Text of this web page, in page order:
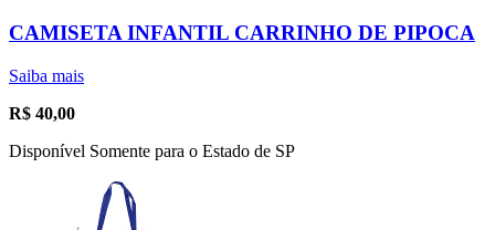
CAMISETA INFANTIL CARRINHO DE PIPOCA
Saiba mais
R$ 40,00
Disponível Somente para o Estado de SP